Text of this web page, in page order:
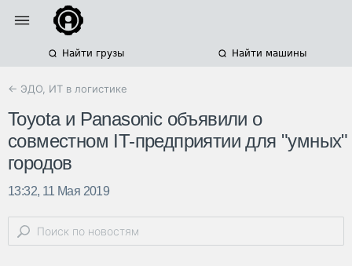
Найти грузы Найти машины
← ЭДО, ИТ в логистике
Toyota и Panasonic объявили о
совместном IT-предприятии для "умных"
городов
13:32, 11 Мая 2019